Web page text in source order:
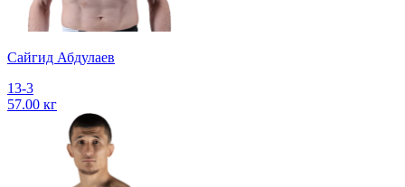
Сайгид Абдулаев
13-3
57.00 кг